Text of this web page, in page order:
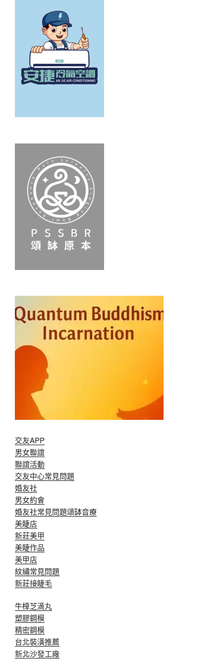
交友APP
男女聯誼
聯誼活動
交友中心常見問題
婚友社
男女約會
婚友社常見問題頌缽音療
美睫店
新莊美甲
美睫作品
美甲店
紋繡常見問題
新莊接睫毛
牛樟芝滴丸
塑膠鋼模
精密鋼模
台北裝潢推薦
新北沙發工廠